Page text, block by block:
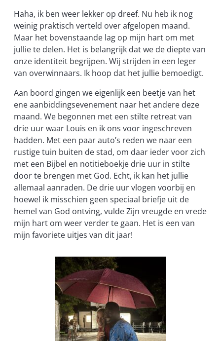
Haha, ik ben weer lekker op dreef. Nu heb ik nog
weinig praktisch verteld over afgelopen maand.
Maar het bovenstaande lag op mijn hart om met
jullie te delen. Het is belangrijk dat we de diepte van
onze identiteit begrijpen. Wij strijden in een leger
van overwinnaars. Ik hoop dat het jullie bemoedigt.
Aan boord gingen we eigenlijk een beetje van het
ene aanbiddingsevenement naar het andere deze
maand. We begonnen met een stilte retreat van
drie uur waar Louis en ik ons voor ingeschreven
hadden. Met een paar auto’s reden we naar een
rustige tuin buiten de stad, om daar ieder voor zich
met een Bijbel en notitieboekje drie uur in stilte
door te brengen met God. Echt, ik kan het jullie
allemaal aanraden. De drie uur vlogen voorbij en
hoewel ik misschien geen speciaal briefje uit de
hemel van God ontving, vulde Zijn vreugde en vrede
mijn hart om weer verder te gaan. Het is een van
mijn favoriete uitjes van dit jaar!